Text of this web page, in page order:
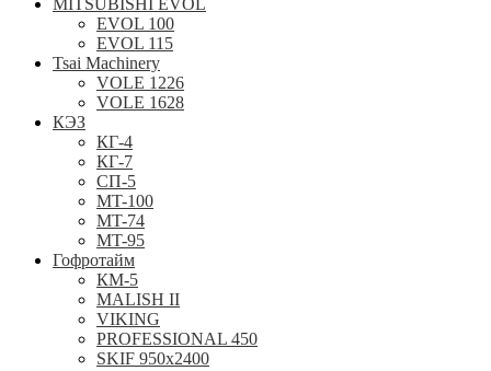
MITSUBISHI EVOL
EVOL 100
EVOL 115
Tsai Machinery
VOLE 1226
VOLE 1628
КЭЗ
КГ-4
КГ-7
СП-5
MT-100
MT-74
MT-95
Гофротайм
КМ-5
MALISH II
VIKING
PROFESSIONAL 450
SKIF 950x2400